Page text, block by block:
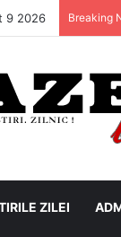
9 2026 Breaking
ZILEI